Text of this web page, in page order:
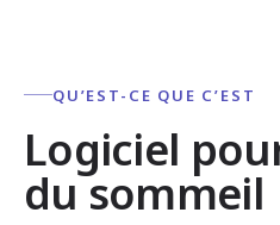
QU’EST-CE QUE C’EST
Logiciel
du sommeil